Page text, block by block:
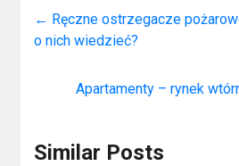
← Ręczne ostrzegacze
o nich wiedzieć?
Apartamenty – rynek
Similar Posts